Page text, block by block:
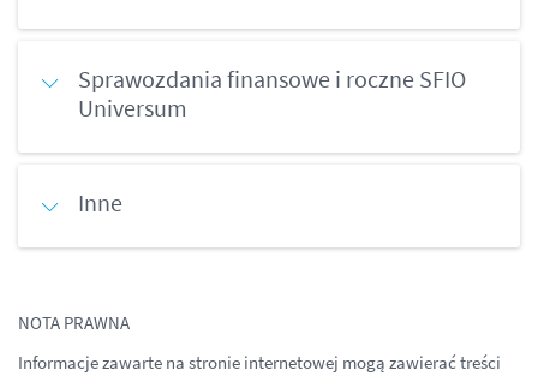
Sprawozdania finansowe i roczne SFIO
Universum
Inne
NOTA PRAWNA
Informacje zawarte na stronie internetowej mogą zawierać treści